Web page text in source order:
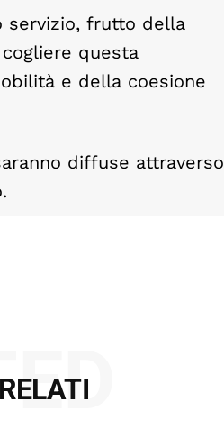
servizio, frutto della
questa
e della coesione
diffuse attraverso